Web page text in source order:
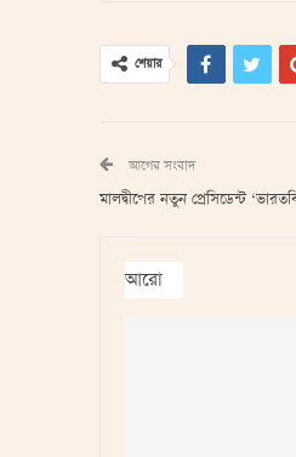
শেয়ার
আগের সংবাদ
মালদ্বীপের নতুন প্রেসিডেন্ট
আরো